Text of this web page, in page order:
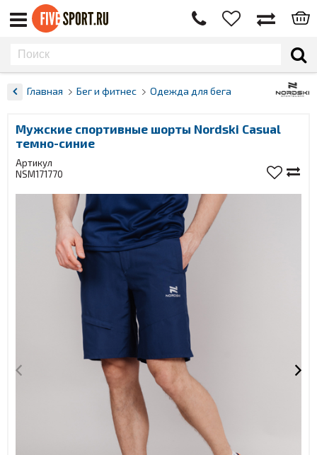
Главная Бег и фитнес Одежда для бега
Мужские спортивные шорты Nordski Casual
темно-синие
Артикул
NSM171770